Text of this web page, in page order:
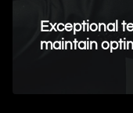
Exceptional
maintain